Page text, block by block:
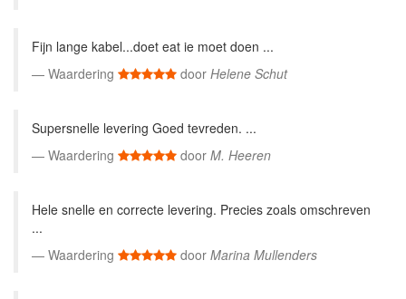
Fijn lange kabel...doet eat ie moet doen ...
Waardering
door Helene Schut
Supersnelle levering Goed tevreden. ...
Waardering
door M. Heeren
Hele snelle en correcte levering. Precies zoals omschreven
...
Waardering
door Marina Mullenders